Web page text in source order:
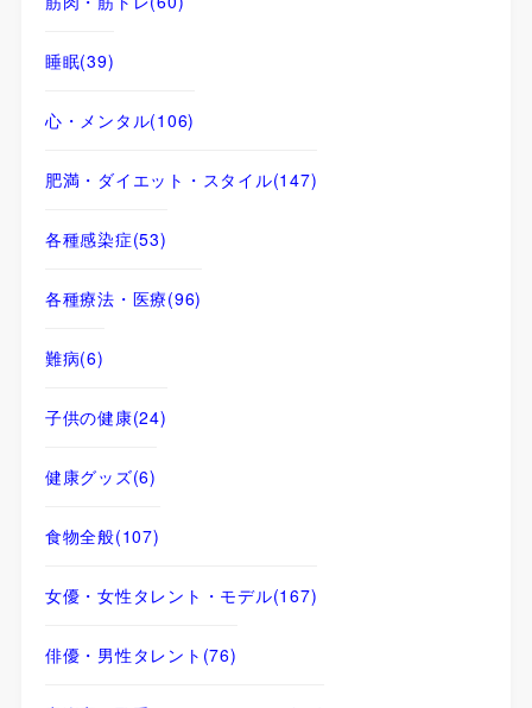
睡眠(39)
心・メンタル(106)
肥満・ダイエット・スタイル(147)
各種感染症(53)
各種療法・医療(96)
難病(6)
子供の健康(24)
健康グッズ(6)
食物全般(107)
女優・女性タレント・モデル(167)
俳優・男性タレント (76)